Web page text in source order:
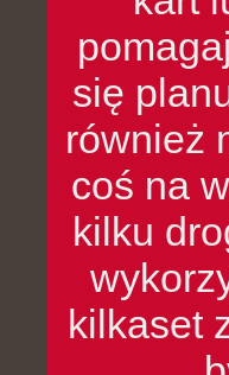
się
również
coś na
kilku
kilkaset